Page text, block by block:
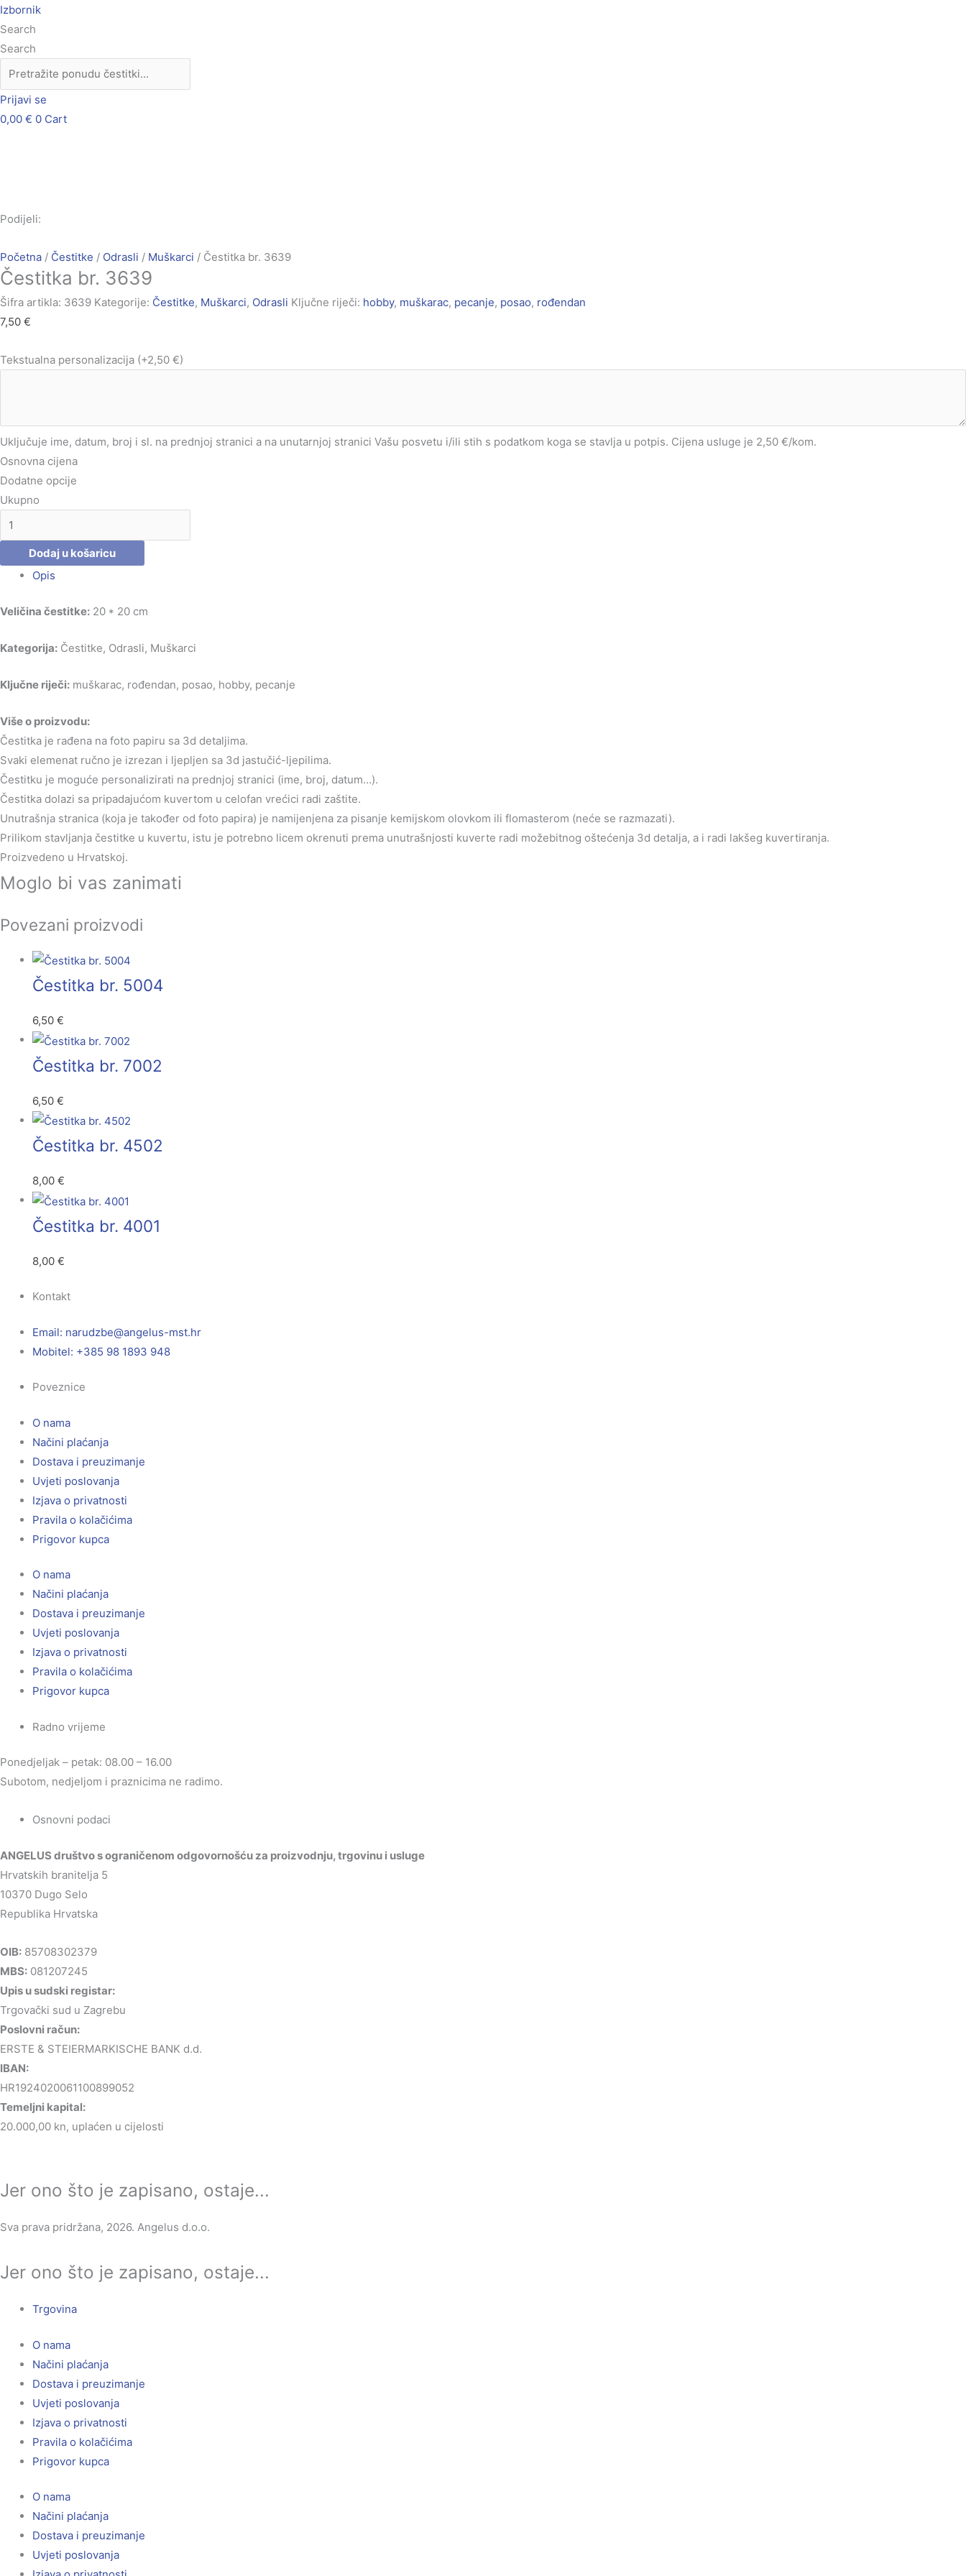
Skip
to
content
Izbornik
Search
Search
Prijavi se
0,00 € 0 Cart
Podijeli:
Početna / Čestitke / Odrasli / Muškarci / Čestitka br. 3639
Čestitka br. 3639
Šifra artikla: 3639 Kategorije: Čestitke, Muškarci, Odrasli Ključne riječi: hobby, muškarac, pecanje, posao, rođendan
7,50 €
Tekstualna personalizacija (+2,50 €)
Uključuje ime, datum, broj i sl. na prednjoj stranici a na unutarnjoj stranici Vašu posvetu i/ili stih s podatkom koga se stavlja u potpis. Cijena usluge je 2,50 €/kom.
Osnovna cijena
Dodatne opcije
Ukupno
Čestitka
br.
3639
količina
Dodaj u košaricu
Opis
Veličina čestitke: 20 * 20 cm
Kategorija: Čestitke, Odrasli, Muškarci
Ključne riječi: muškarac, rođendan, posao, hobby, pecanje
Više o proizvodu:
Čestitka je rađena na foto papiru sa 3d detaljima.
Svaki elemenat ručno je izrezan i ljepljen sa 3d jastučić-ljepilima.
Čestitku je moguće personalizirati na prednjoj stranici (ime, broj, datum…).
Čestitka dolazi sa pripadajućom kuvertom u celofan vrećici radi zaštite.
Unutrašnja stranica (koja je također od foto papira) je namijenjena za pisanje kemijskom olovkom ili flomasterom (neće se razmazati).
Prilikom stavljanja čestitke u kuvertu, istu je potrebno licem okrenuti prema unutrašnjosti kuverte radi možebitnog oštećenja 3d detalja, a i radi lakšeg kuvertiranja.
Proizvedeno u Hrvatskoj.
Moglo bi vas zanimati
Povezani proizvodi
Čestitka br. 5004
6,50 €
Čestitka br. 7002
6,50 €
Čestitka br. 4502
8,00 €
Čestitka br. 4001
8,00 €
Kontakt
Email: rh.tsm-sulegna
@ebzduran
Mobitel: +385 98 1893 948
Poveznice
O nama
Načini plaćanja
Dostava i preuzimanje
Uvjeti poslovanja
Izjava o privatnosti
Pravila o kolačićima
Prigovor kupca
O nama
Načini plaćanja
Dostava i preuzimanje
Uvjeti poslovanja
Izjava o privatnosti
Pravila o kolačićima
Prigovor kupca
Radno vrijeme
Ponedjeljak – petak: 08.00 – 16.00
Subotom, nedjeljom i praznicima ne radimo.
Osnovni podaci
ANGELUS društvo s ograničenom odgovornošću za proizvodnju, trgovinu i usluge
Hrvatskih branitelja 5
10370 Dugo Selo
Republika Hrvatska
OIB: 85708302379
MBS: 081207245
Upis u sudski registar:
Trgovački sud u Zagrebu
Poslovni račun:
ERSTE & STEIERMARKISCHE BANK d.d.
IBAN:
HR1924020061100899052
Temeljni kapital:
20.000,00 kn, uplaćen u cijelosti
Jer ono što je zapisano, ostaje...
Sva prava pridržana, 2026. Angelus d.o.o.
Jer ono što je zapisano, ostaje...
Trgovina
O nama
Načini plaćanja
Dostava i preuzimanje
Uvjeti poslovanja
Izjava o privatnosti
Pravila o kolačićima
Prigovor kupca
O nama
Načini plaćanja
Dostava i preuzimanje
Uvjeti poslovanja